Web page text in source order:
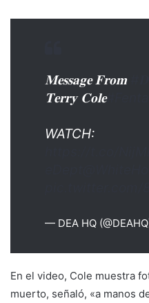
𝐌𝐞𝐬𝐬𝐚𝐠𝐞 𝐅𝐫𝐨𝐦
𝐓𝐞𝐫𝐫𝐲 𝐂𝐨𝐥𝐞
WATCH:
— DEA HQ
En el video, Cole muestra
muerto, señaló, «a manos